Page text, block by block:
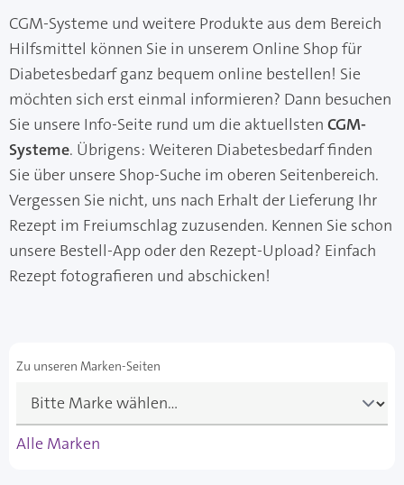
CGM-Systeme und weitere Produkte aus dem Bereich
Hilfsmittel können Sie in unserem Online Shop für
Diabetesbedarf ganz bequem online bestellen! Sie
möchten sich erst einmal informieren? Dann besuchen
Sie unsere Info-Seite rund um die aktuellsten CGM-
Systeme. Übrigens: Weiteren Diabetesbedarf finden
Sie über unsere Shop-Suche im oberen Seitenbereich.
Vergessen Sie nicht, uns nach Erhalt der Lieferung Ihr
Rezept im Freiumschlag zuzusenden. Kennen Sie schon
unsere Bestell-App oder den Rezept-Upload? Einfach
Rezept fotografieren und abschicken!
Zu unseren Marken-Seiten
Alle Marken